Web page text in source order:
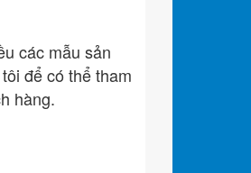
các mẫu sản
để có thể tham
hàng.